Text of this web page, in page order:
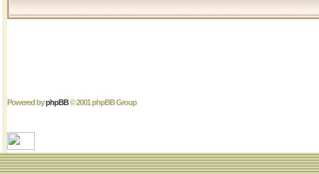
Powered byphpBB© 2001 phpBB Group